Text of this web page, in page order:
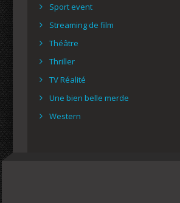
Sport event
Streaming de film
Théâtre
Thriller
TV Réalité
Une bien belle merde
Western